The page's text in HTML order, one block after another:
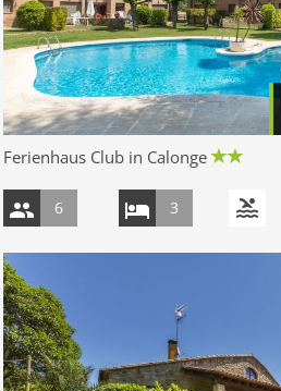
Ferienhaus Club in Calonge
6 3